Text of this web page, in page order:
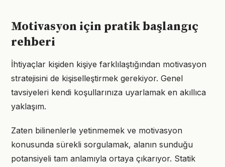
Motivasyon için pratik başlangıç
rehberi
İhtiyaçlar kişiden kişiye farklılaştığından motivasyon
stratejisini de kişiselleştirmek gerekiyor. Genel
tavsiyeleri kendi koşullarınıza uyarlamak en akıllıca
yaklaşım.
Zaten bilinenlerle yetinmemek ve motivasyon
konusunda sürekli sorgulamak, alanın sunduğu
potansiyeli tam anlamıyla ortaya çıkarıyor. Statik